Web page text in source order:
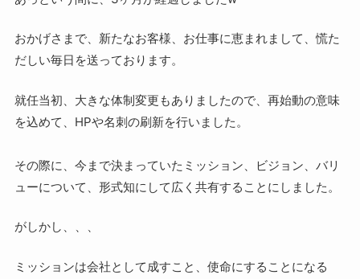
おかげさまで、新たなお客様、お仕事に恵まれまして、慌た
だしい毎日を送っております。
就任当初、大きな体制変更もありましたので、再始動の意味
を込めて、HPや名刺の刷新を行いました。
その際に、今まで決まっていたミッション、ビジョン、バリ
ューについて、形式知にして広く共有することにしました。
がしかし、、、
ミッションは会社として成すこと、使命にすることになる